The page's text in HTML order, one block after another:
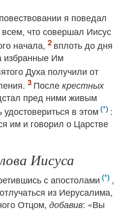
повествовании я поведал
что совершал Иисус
начала,
вплоть до дня
избранные Им
Духа получили от
После крестных
пред ними живым
удостовериться в этом
:
им и говорил о Царстве
Иисуса
с апостолами
,
из Иерусалима,
Отцом, добавив: «Вы